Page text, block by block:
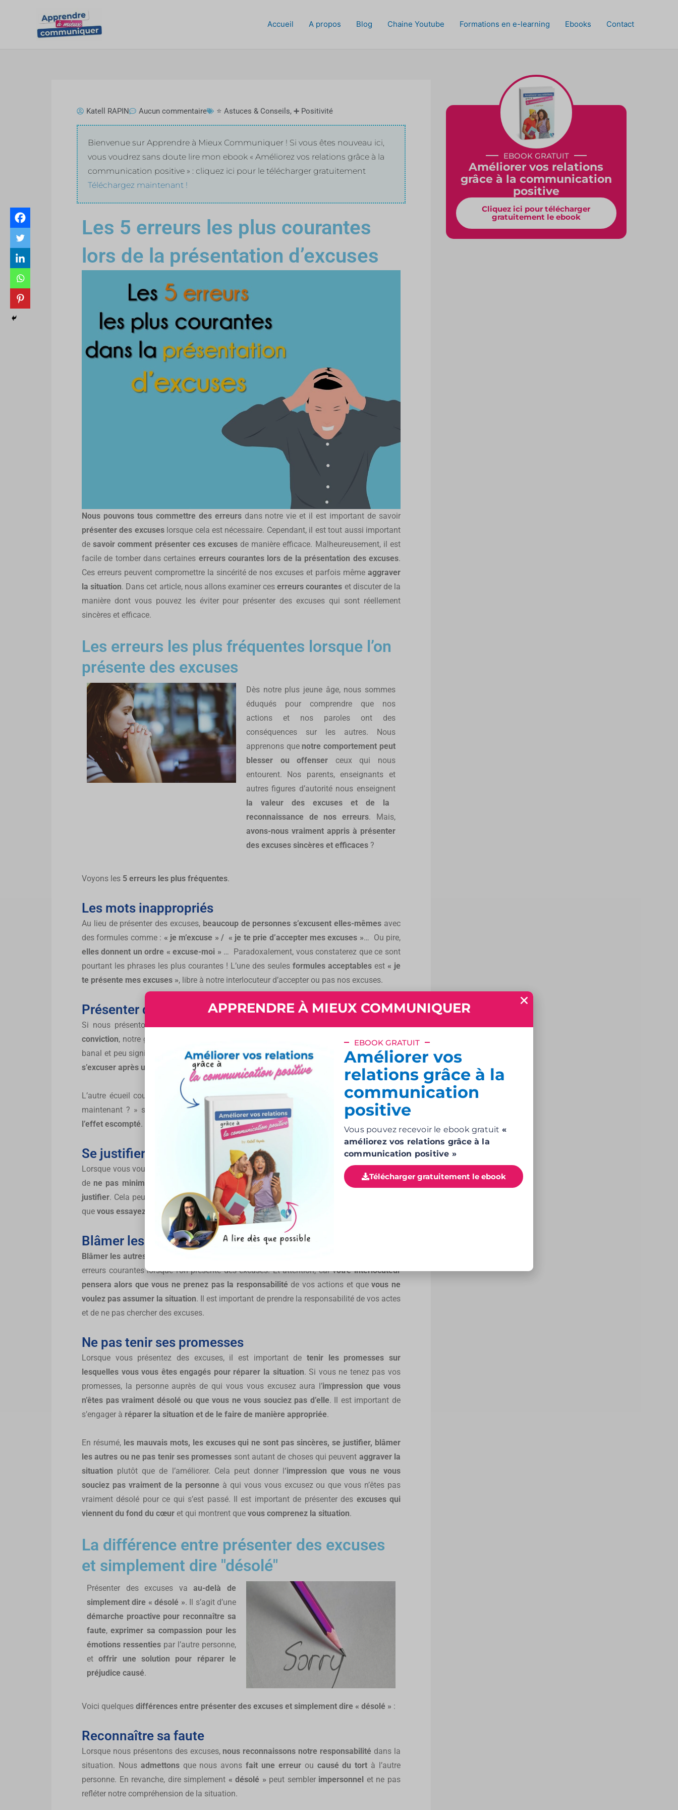
Accueil A propos Blog Chaine Youtube Formations en e-learning Ebooks Contact
Katell RAPIN Aucun commentaire ⭐ Astuces & Conseils, ➕ Positivité
Bienvenue sur Apprendre à Mieux Communiquer ! Si vous êtes nouveau ici,
vous voudrez sans doute lire mon ebook « Améliorez vos relations grâce à la
communication positive » : cliquez ici pour le télécharger gratuitement
Téléchargez maintenant !
Les 5 erreurs les plus courantes
lors de la présentation d’excuses
Nous pouvons tous commettre des erreursdans notre vie et il est important de savoir
présenter des excuseslorsque cela est nécessaire. Cependant, il est tout aussi important
desavoir comment présenter ces excusesde manière efficace. Malheureusement, il est
facile de tomber dans certaines erreurs courantes lors de la présentation des excuses.
Ces erreurs peuvent compromettre la sincérité de nos excuses et parfois même aggraver
la situation. Dans cet article, nous allons examiner ceserreurs courantes et discuter de la
manière dont vous pouvez les éviter pour présenter des excuses qui sont réellement
sincères et efficace.
Les erreurs les plus fréquentes lorsque l’on
présente des excuses
Dès notre plus jeune âge, nous sommes
éduqués pour comprendre que nos
actions et nos paroles ont des
conséquences sur les autres. Nous
apprenons quenotre comportement peut
blesser ou offenser ceux qui nous
entourent. Nos parents, enseignants et
autres figures d’autorité nous enseignent
la valeur des excuses et de la
reconnaissance de nos erreurs. Mais,
avons-nous vraiment appris à présenter
des excuses sincères et efficaces?
Voyons les 5 erreurs les plus fréquentes.
Les mots inappropriés
Au lieu de présenter des excuses, beaucoup de personnes s’excusent elles-mêmes avec
des formules comme : « je m’excuse » / « je te prie d’accepter mes excuses »… Ou pire,
elles donnent un ordre « excuse-moi » … Paradoxalement, vous constaterez que ce sont
pourtant les phrases les plus courantes ! L’une des seules formules acceptablesest « je
te présente mes excuses », libre à notre interlocuteur d’accepter ou pas nos excuses.
Présenter des excuses qui ne sont pas sincères
Si nous présentons nos excuses demanière superficielle, sans réel engagement ni
conviction, notre geste
et risque de n’être qu’un simple acte
banal et peu significatif. C’est souvent le cas lorsquenous demandons à nos enfants de
s’excuser après une dispute
L’autre écueil courant est le ton utilisécar un « oui bon, ça va, je m’excuse, c’est bon
maintenant ? » sur un
ton condescendantaura probablement
peu de chance d’avoir
l’effet escompté.
Se justifier ou minimiser la situation
Lorsque vous vous excusez, il est important deprendre la responsabilité de vos actes
de ne pas minimiser la situation . Il ne faut pas non plus
chercher des excuses ou se
justifier. Cela peut donner l’impression que vous ne prenez pas la situation au sérieux et
que vous essayez de vous dérober .
Blâmer les autres
Blâmer les autres
erreurs courantes lorsque l’on présente des excuses. Et attention, car votre interlocuteur
pensera alors que vous ne prenez pas la responsabilitéde vos actions et quevous ne
voulez pas assumer la situation. Il est important de prendre la responsabilité de vos actes
et de ne pas chercher des excuses.
Ne pas tenir ses promesses
Lorsque vous présentez des excuses, il est important de tenir les promesses sur
lesquelles vous vous êtes engagés pour réparer la situation. Si vous ne tenez pas vos
promesses, la personne auprès de qui vous vous excusez aura l’impression que vous
n’êtes pas vraiment désolé ou que vous ne vous souciez pas d’elle. Il est important de
s’engager à réparer la situation et de le faire de manière appropriée.
En résumé, les mauvais mots, les excuses qui ne sont pas sincères, se justifier, blâmer
les autres ou ne pas tenir ses promesses sont autant de choses qui peuvent aggraver la
situation plutôt que de l’améliorer. Cela peut donner l ‘impression que vous ne vous
souciez pas vraiment de la personne à qui vous vous excusez ou que vous n’êtes pas
vraiment désolé pour ce qui s’est passé. Il est important de présenter des excuses qui
viennent du fond du cœur et qui montrent que vous comprenez la situation.
La différence entre présenter des excuses
et simplement dire "désolé"
Présenter des excuses vaau-delà de
simplement dire « désolé ». Il s’agit d’une
démarche proactive pour reconnaître sa
faute,exprimer sa compassion pour les
émotions ressenties par l’autre personne,
etoffrir une solution pour réparer le
préjudice causé.
Voici quelques différences entre présenter des excuses et simplement dire « désolé » :
Reconnaître sa faute
Lorsque nous présentons des excuses, nous reconnaissons notre responsabilité dans la
situation. Nous admettonsque nous avonsfait une erreurou causé du tort à l’autre
personne. En revanche, dire simplement « désolé » peut sembler impersonnel et ne pas
refléter notre compréhension de la situation.
EBOOK GRATUIT
Améliorer vos relations
grâce à la communication
positive
Cliquez ici pour télécharger
gratuitement le ebook
APPRENDRE À MIEUX COMMUNIQUER
EBOOK GRATUIT
Améliorer vos
relations grâce à la
communication
positive
Vous pouvez recevoir le ebook gratuit «
améliorez vos relations grâce à la
communication positive »
Télécharger gratuitement le ebook